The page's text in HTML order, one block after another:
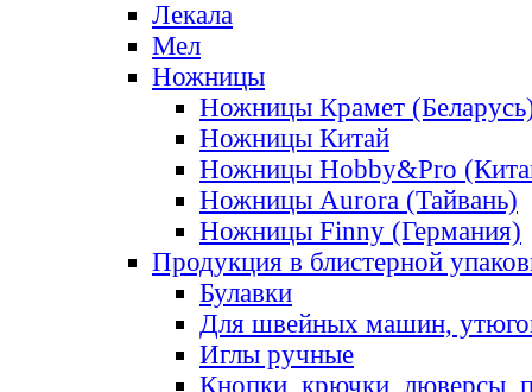
Лекала
Мел
Ножницы
Ножницы Крамет
Ножницы Китай
Ножницы Hobby&Pro
Ножницы Aurora (Тайвань)
Ножницы Finny (Германия)
Продукция в блистерной
Булавки
Для швейных машин,
Иглы ручные
Кнопки, крючки, люверсы,